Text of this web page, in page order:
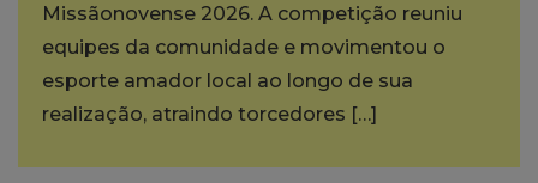
Missãonovense 2026. A competição reuniu
equipes da comunidade e movimentou o
esporte amador local ao longo de sua
realização, atraindo torcedores […]